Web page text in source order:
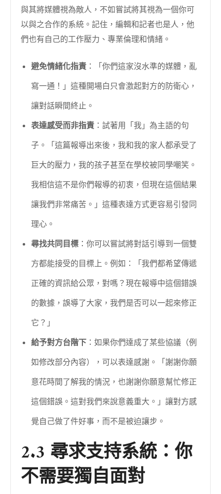
與其將媒體視為敵人，不如嘗試將其視為一個你可
以與之合作的系統。記住，編輯和記者也是人，他
們也有自己的工作壓力、專業倫理和情緒。
避免情緒化指責 ：「你們這家沒水準的媒體，亂
寫一通！」這種開場白只會激起對方的防衛心，
讓對話瞬間終止。
表達感受而非指責 ：試著用「我」為主語的句
子。「這篇報導出來後，我和我的家人都承受了
巨大的壓力，我的孩子甚至在學校被同學嘲笑。
我相信這不是你們報導的初衷，但現在這個結果
讓我們非常痛苦。」這種表達方式更容易引發同
理心。
尋找共同目標 ：你可以嘗試將對話引導到一個雙
方都能接受的目標上。例如：「我們都希望傳遞
正確的資訊給公眾，對嗎？現在報導中這個錯誤
的數據，誤導了大家，我們是否可以一起來修正
它？」
給予對方台階下 ：如果你們達成了某些協議（例
如修改部分內容），可以表達感謝。「謝謝你願
意花時間了解我的情況，也謝謝你願意幫忙修正
這個錯誤。這對我們來說意義重大。」讓對方感
覺自己做了件好事，而不是被迫讓步。
2.3 尋求支持系統：你
不需要獨自面對